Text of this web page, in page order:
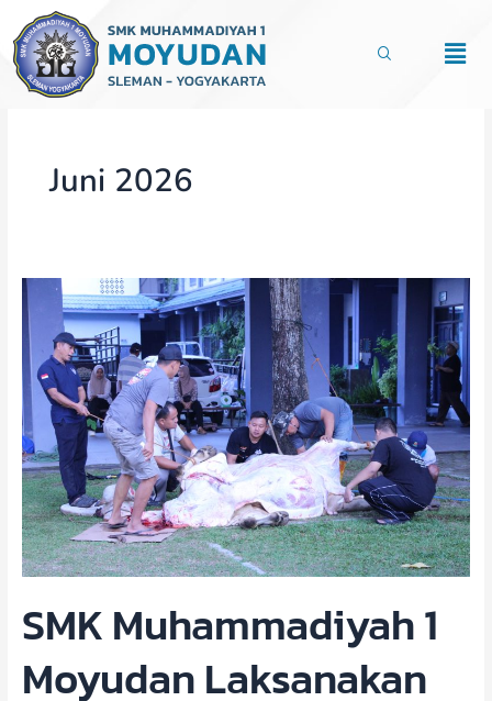
Lewati
konten
Juni 2026
SMK Muhammadiyah 1
Moyudan Laksanakan
SMK
Muhammadiyah
1
Moyudan
Laksanakan
Penyembelihan
Hewan
Qurban
dan
Pererat
Kebersamaan
Warga